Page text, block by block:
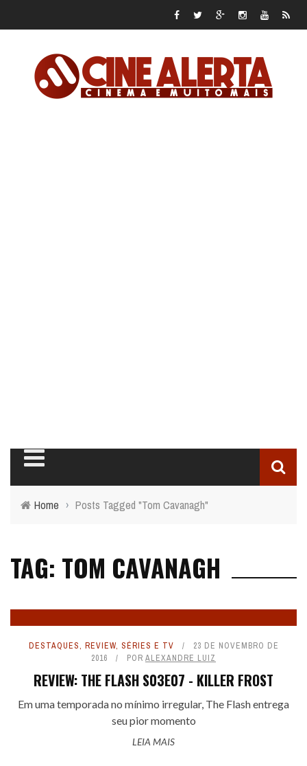
Home › Posts Tagged "Tom Cavanagh"
TAG: TOM CAVANAGH
DESTAQUES, REVIEW, SÉRIES E TV
23 DE NOVEMBRO DE
2016
POR ALEXANDRE LUIZ
REVIEW: THE FLASH S03E07 - KILLER FROST
Em uma temporada no mínimo irregular, The Flash entrega
seu pior momento
LEIA MAIS